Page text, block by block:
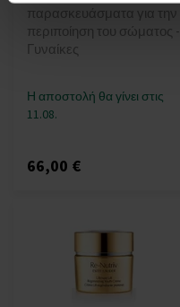
παρασκευάσματα για την
περιποίηση του σώματος -
Γυναίκες
Η αποστολή θα γίνει στις
11.08.
66,00 €